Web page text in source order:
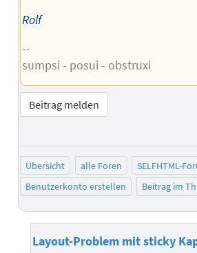
Rolf
--
sumpsi - posui - obstruxi
Beitrag melden
Übersicht alle Foren SELFHTML-
Benutzerkonto erstellen
Beitrag im
Layout-Problem mit sticky